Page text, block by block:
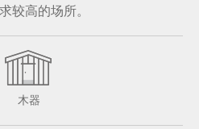
较高的场所。
木器